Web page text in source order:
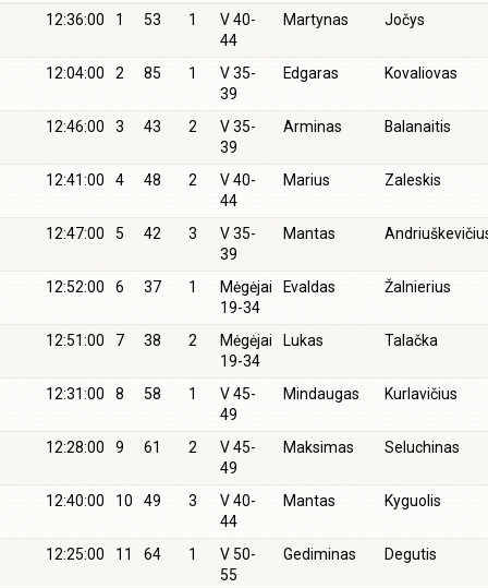
12:36:00
1 53 1
V 40-
44
Martynas Jočys
12:04:00 2 85 1
V 35-
39
Edgaras Kovaliovas
12:46:00 3 43 2
V 35-
39
Arminas Balanaitis
12:41:00 4 48 2
V 40-
44
Marius Zaleskis
12:47:00 5 42 3
V 35-
39
Mantas
12:52:00 6 37 1
Mėgėjai
19-34
Evaldas Žalnierius
12:51:00 7 38 2
Mėgėjai
19-34
Lukas Talačka
12:31:00 8 58 1
V 45-
49
Mindaugas Kurlavičius
12:28:00 9 61 2
V 45-
49
Maksimas Seluchinas
12:40:00 10 49 3
V 40-
44
Mantas Kyguolis
12:25:00 11 64 1
V 50-
55
Gediminas Degutis